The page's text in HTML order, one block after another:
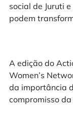
social de Juruti
podem
A edição do
Women’s
da importância
compromisso